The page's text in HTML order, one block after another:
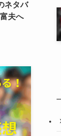
ネタバ
夫へ